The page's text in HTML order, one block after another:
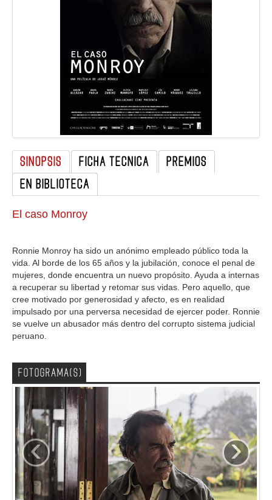
SINOPSIS FICHA TECNICA
PREMIOS
EN BIBLIOTECA
El caso Monroy
Ronnie Monroy ha sido un anónimo empleado público toda la
vida. Al borde de los 65 años y la jubilación, conoce el penal de
mujeres, donde encuentra un nuevo propósito. Ayuda a internas
a recuperar su libertad y retomar sus vidas. Pero aquello, que
cree motivado por generosidad y afecto, es en realidad
impulsado por una perversa necesidad de ejercer poder. Ronnie
se vuelve un abusador más dentro del corrupto sistema judicial
peruano.
FOTOGRAMA(S)
‹ ›